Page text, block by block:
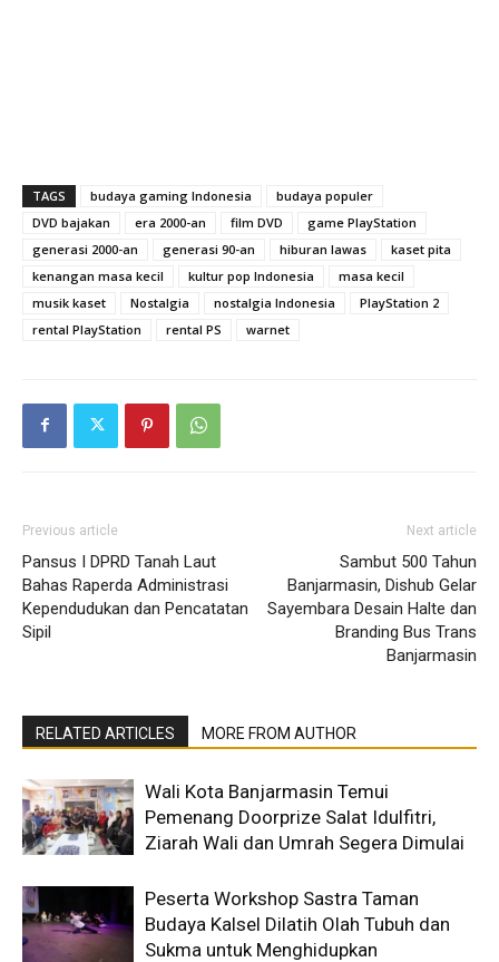
TAGS budaya gaming Indonesia
budaya populer
DVD bajakan
era 2000-an film DVD
game PlayStation
generasi 2000-an
generasi 90-an hiburan lawas
kaset pita
kenangan masa kecil
kultur pop Indonesia
masa kecil
musik kaset
Nostalgia nostalgia Indonesia
PlayStation 2
rental PlayStation
rental PS warnet
Previous article
Pansus I DPRD Tanah Laut
Bahas Raperda Administrasi
Kependudukan dan Pencatatan
Sipil
Next article
Sambut 500 Tahun
Banjarmasin, Dishub Gelar
Sayembara Desain Halte dan
Branding Bus Trans
Banjarmasin
RELATED ARTICLES MORE FROM AUTHOR
Wali Kota Banjarmasin Temui
Pemenang Doorprize Salat Idulfitri,
Ziarah Wali dan Umrah Segera Dimulai
Peserta Workshop Sastra Taman
Budaya Kalsel Dilatih Olah Tubuh dan
Sukma untuk Menghidupkan